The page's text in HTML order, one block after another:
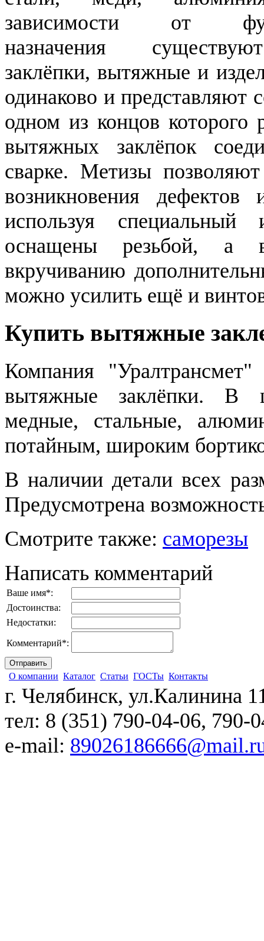
зависимости от
назначения
заклёпки, вытяжные и
одинаково и представляют
одном из концов
вытяжных заклёпок
сварке. Метизы
возникновения
используя специальный
оснащены резьбой, а
вкручиванию
можно усилить ещё и
Купить вытяжные
Компания
вытяжные заклёпки. В
медные, стальные,
потайным, широким
В наличии детали всех
Предусмотрена
Смотрите также: саморезы
Написать комментарий
Ваше имя*:
Достоинства:
Недостатки:
Комментарий*:
О компании Каталог Статьи ГОСТы Контакты
г. Челябинск, ул.Калинина
тел: 8 (351) 790-04-06, 790-
e-mail: